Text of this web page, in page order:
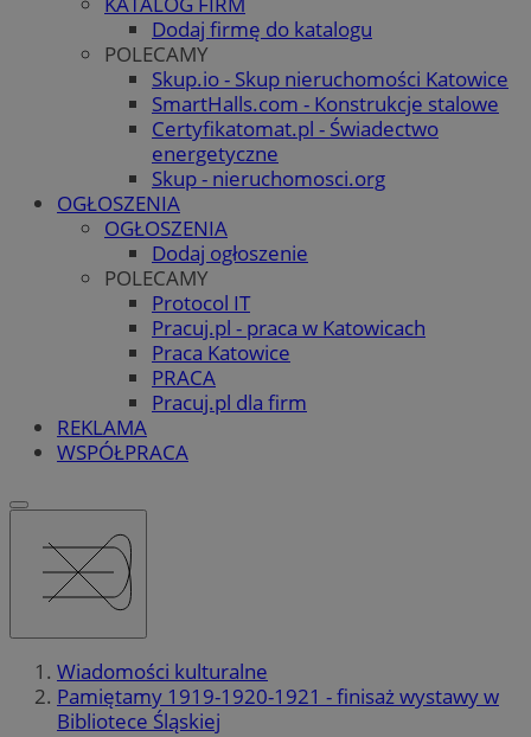
Dodaj firmę do katalogu
POLECAMY
Skup.io - Skup nieruchomości Katowice
SmartHalls.com - Konstrukcje stalowe
Certyfikatomat.pl - Świadectwo
energetyczne
Skup - nieruchomosci.org
OGŁOSZENIA
OGŁOSZENIA
Dodaj ogłoszenie
POLECAMY
Protocol IT
Pracuj.pl - praca w Katowicach
Praca Katowice
PRACA
Pracuj.pl dla firm
REKLAMA
WSPÓŁPRACA
Wiadomości kulturalne
Pamiętamy 1919-1920-1921 - finisaż wystawy w
Bibliotece Śląskiej